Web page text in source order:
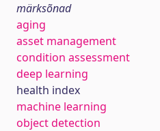
märksõnad
aging
asset management
condition assessment
deep learning
health index
machine learning
object detection